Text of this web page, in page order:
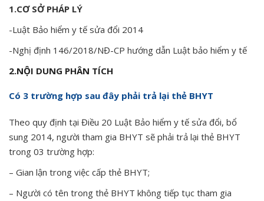
1.CƠ SỞ PHÁP LÝ
-Luật Bảo hiểm y tế sửa đổi 2014
-Nghị định 146/2018/NĐ-CP hướng dẫn Luật bảo hiểm y tế
2.NỘI DUNG PHÂN TÍCH
Có 3 trường hợp sau đây phải trả lại thẻ BHYT
Theo quy định tại Điều 20 Luật Bảo hiểm y tế sửa đổi, bổ
sung 2014, người tham gia BHYT sẽ phải trả lại thẻ BHYT
trong 03 trường hợp:
– Gian lận trong việc cấp thẻ BHYT;
– Người có tên trong thẻ BHYT không tiếp tục tham gia